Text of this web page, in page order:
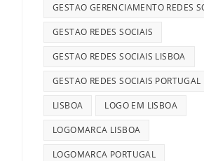
GESTAO GERENCIAMENTO REDES
GESTAO REDES SOCIAIS
GESTAO REDES SOCIAIS LISBOA
GESTAO REDES SOCIAIS PORTUGAL
LISBOA LOGO EM LISBOA
LOGOMARCA LISBOA
LOGOMARCA PORTUGAL